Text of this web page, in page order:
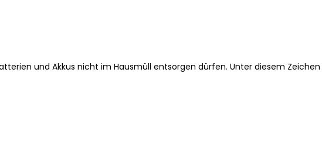
und Akkus nicht im Hausmüll entsorgen dürfen. Unter diesem